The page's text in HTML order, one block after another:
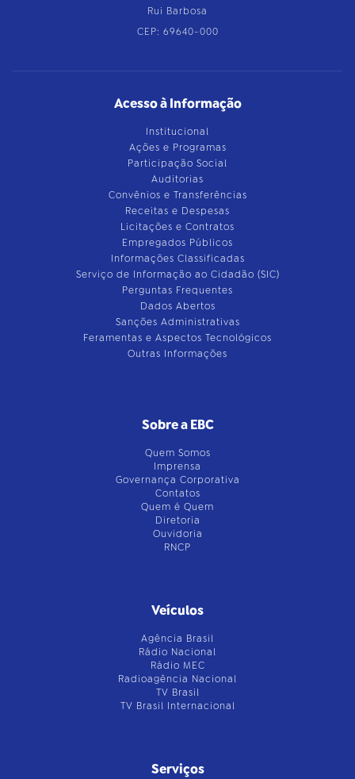
Rui Barbosa
CEP: 69640-000
Acesso à Informação
Institucional
Ações e Programas
Participação Social
Auditorias
Convênios e Transferências
Receitas e Despesas
Licitações e Contratos
Empregados Públicos
Informações Classificadas
Serviço de Informação ao Cidadão (SIC)
Perguntas Frequentes
Dados Abertos
Sanções Administrativas
Feramentas e Aspectos Tecnológicos
Outras Informações
Sobre a EBC
Quem Somos
Imprensa
Governança Corporativa
Contatos
Quem é Quem
Diretoria
Ouvidoria
RNCP
Veículos
Agência Brasil
Rádio Nacional
Rádio MEC
Radioagência Nacional
TV Brasil
TV Brasil Internacional
Serviços